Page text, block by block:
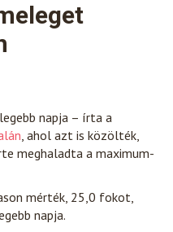
napja – írta a
, ahol azt is közölték,
meghaladta a maximum-
mérték, 25,0 fokot,
napja.